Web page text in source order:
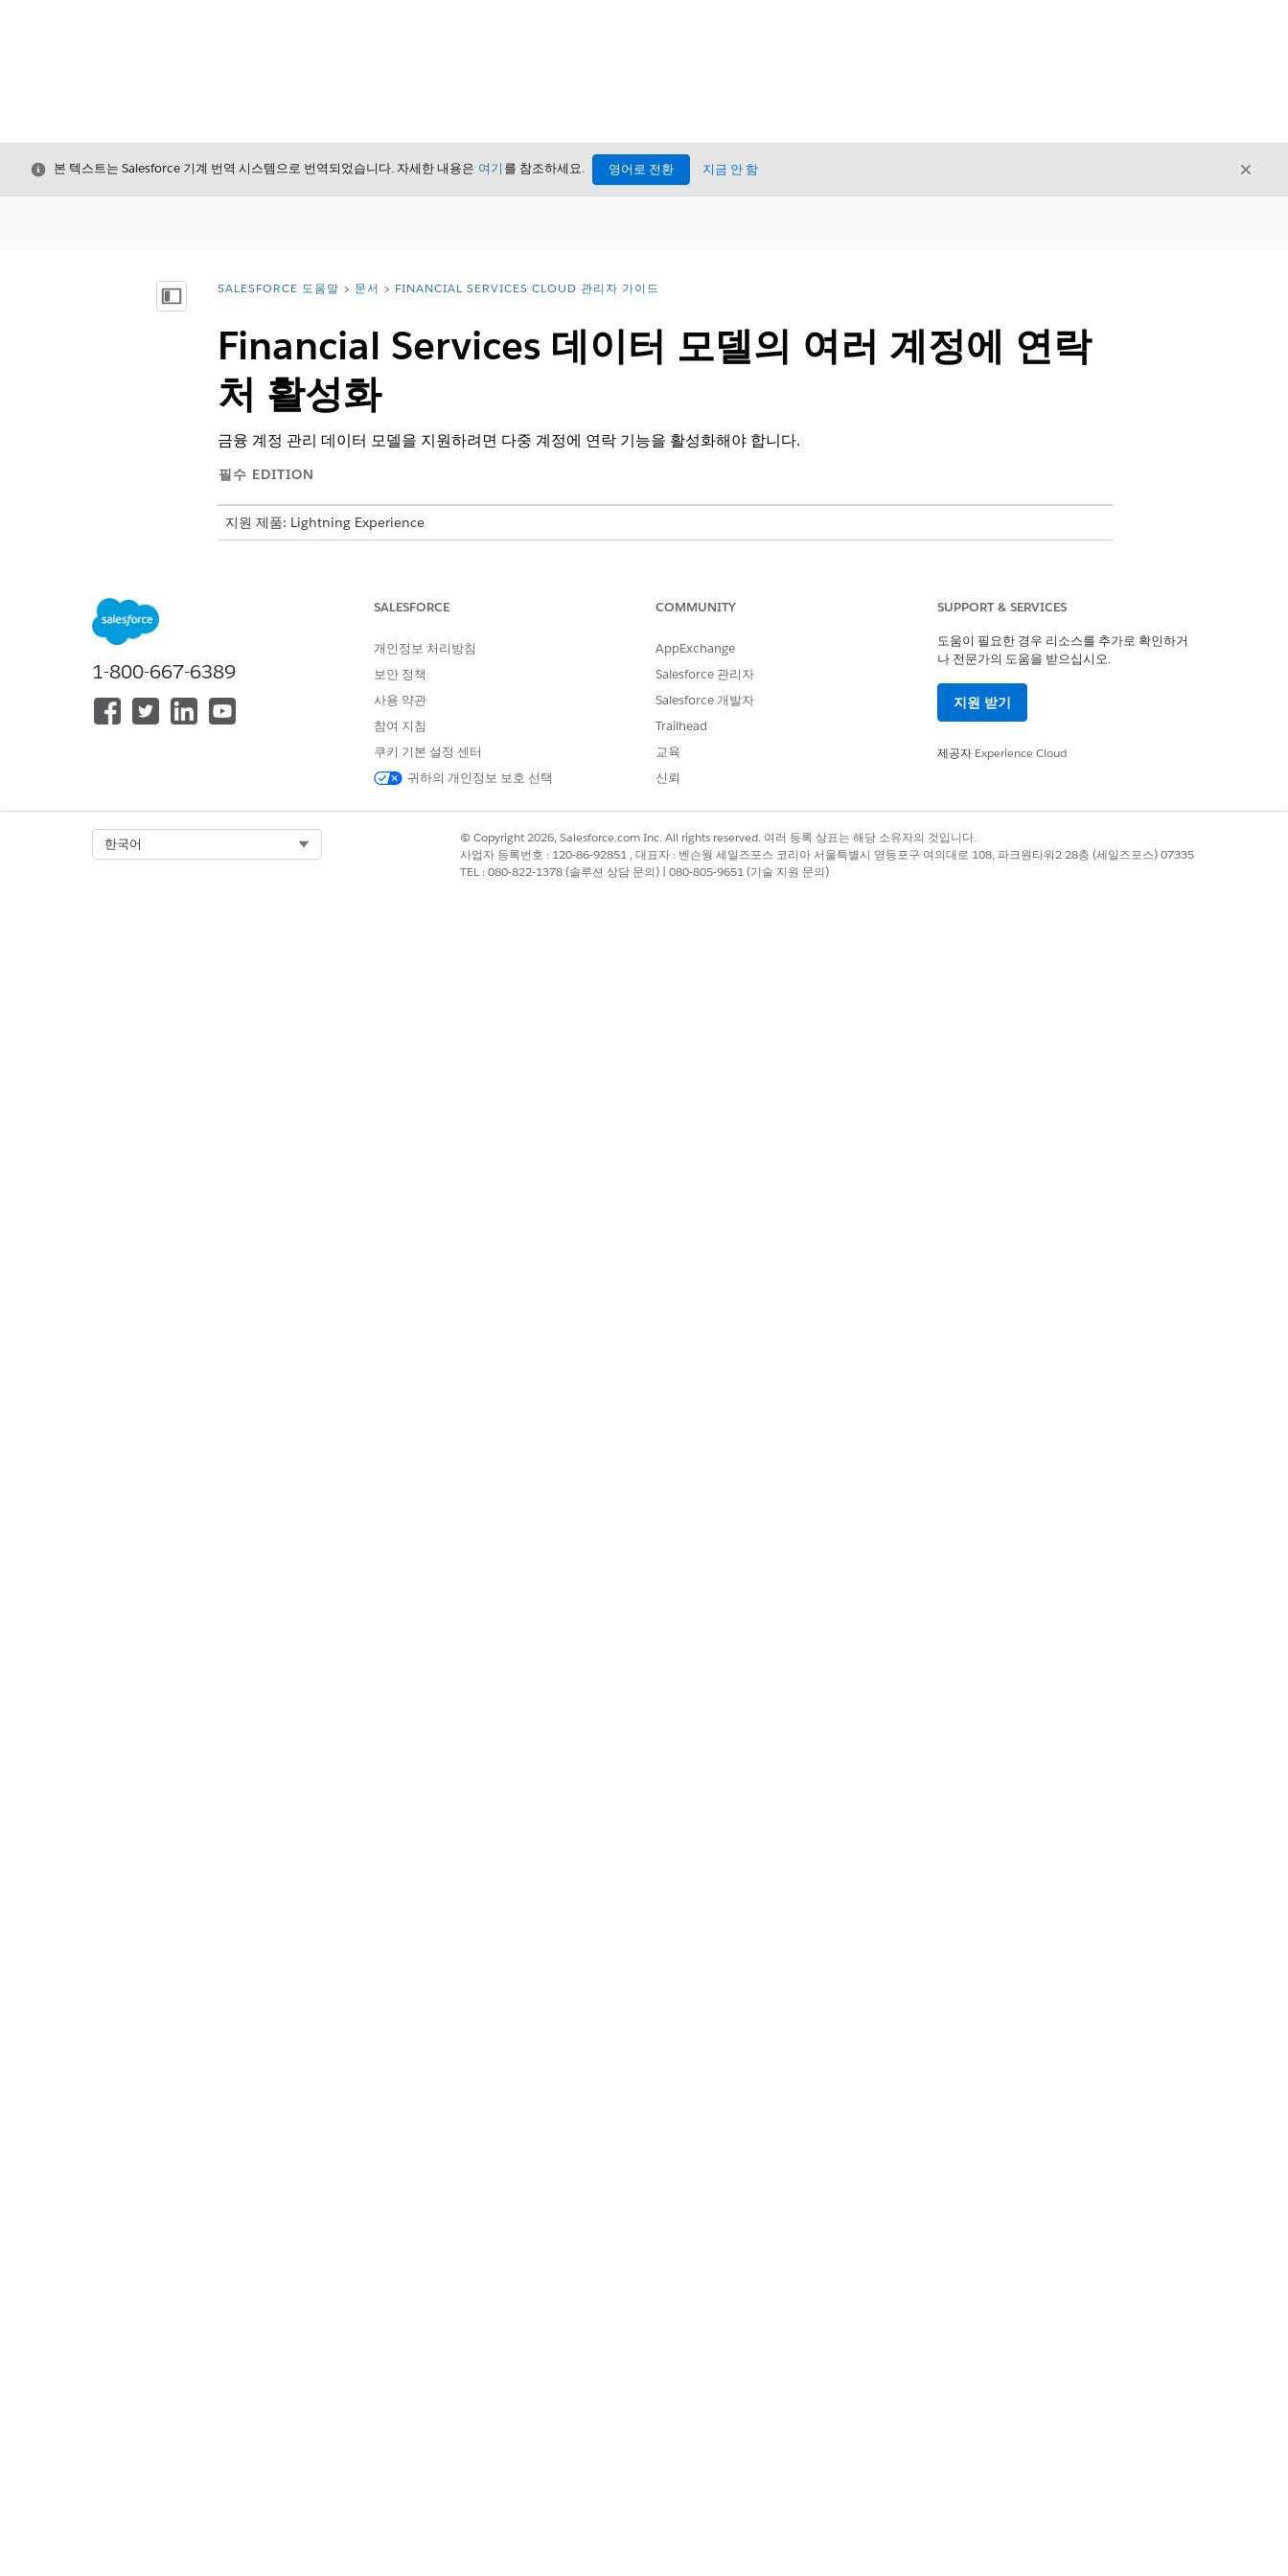
닫기본 텍스트는 Salesforce 기계 번역 시스템으로 번역되었습니다. 자세한 내용은 여기 를 참조하세요. 영어로 전환 지금 안 함 닫기
목차 표시 위치:
SALESFORCE 도움말 문서 FINANCIAL SERVICES CLOUD 관리자 가이드
Financial Services 데이터 모델의 여러 계정에 연락
처 활성화
금융 계정 관리 데이터 모델을 지원하려면 다중 계정에 연락 기능을 활성화해야 합니다.
필수 EDITION
지원 제품: Lightning Experience
사용자가 연락처를 여러 계정에 연결하도록 허용을 선택합니다.
이 기사를 통해 문제를 해결했습니까?
개선을 위한 의견을 보내주세요.
예
1-800-667-6389
SALESFORCE
개인정보 처리방침
보안 정책
사용 약관
참여 지침
쿠키 기본 설정 센터
귀하의 개인정보 보호 선택
COMMUNITY
AppExchange
Salesforce 관리자
Salesforce 개발자
Trailhead
교육
신뢰
SUPPORT & SERVICES
도움이 필요한 경우 리소스를 추가로 확인하거
나 전문가의 도움을 받으십시오.
지원 받기
제공자 Experience Cloud
한국어
© Copyright 2026, Salesforce.com Inc. All rights reserved. 여러 등록 상표는 해당 소유자의 것입니다.
사업자 등록번호 : 120-86-92851 , 대표자 : 벤슨웡 세일즈포스 코리아 서울특별시 영등포구 여의대로 108, 파크원타워2 28층 (세일즈포스) 07335
TEL : 080-822-1378 (솔루션 상담 문의) | 080-805-9651 (기술 지원 문의)